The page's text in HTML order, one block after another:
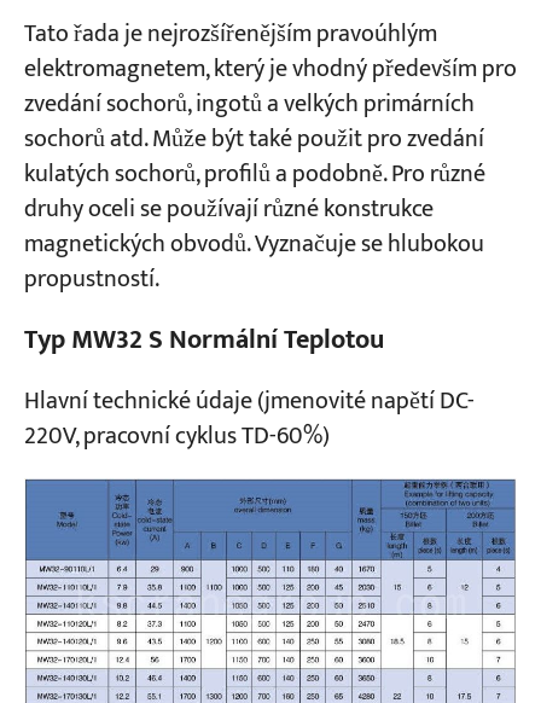
Tato řada je nejrozšířenějším pravoúhlým
elektromagnetem, který je vhodný především pro
zvedání sochorů, ingotů a velkých primárních
sochorů atd. Může být také použit pro zvedání
kulatých sochorů, profilů a podobně. Pro různé
druhy oceli se používají různé konstrukce
magnetických obvodů. Vyznačuje se hlubokou
propustností.
Typ MW32 S Normální Teplotou
Hlavní technické údaje (jmenovité napětí DC-
220V, pracovní cyklus TD-60%)